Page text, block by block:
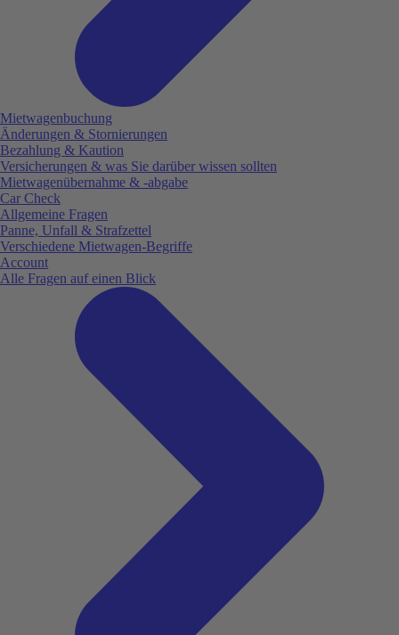
Mietwagenbuchung
Änderungen & Stornierungen
Bezahlung & Kaution
Versicherungen & was Sie darüber wissen sollten
Mietwagenübernahme & -abgabe
Car Check
Allgemeine Fragen
Panne, Unfall & Strafzettel
Verschiedene Mietwagen-Begriffe
Account
Alle Fragen auf einen Blick